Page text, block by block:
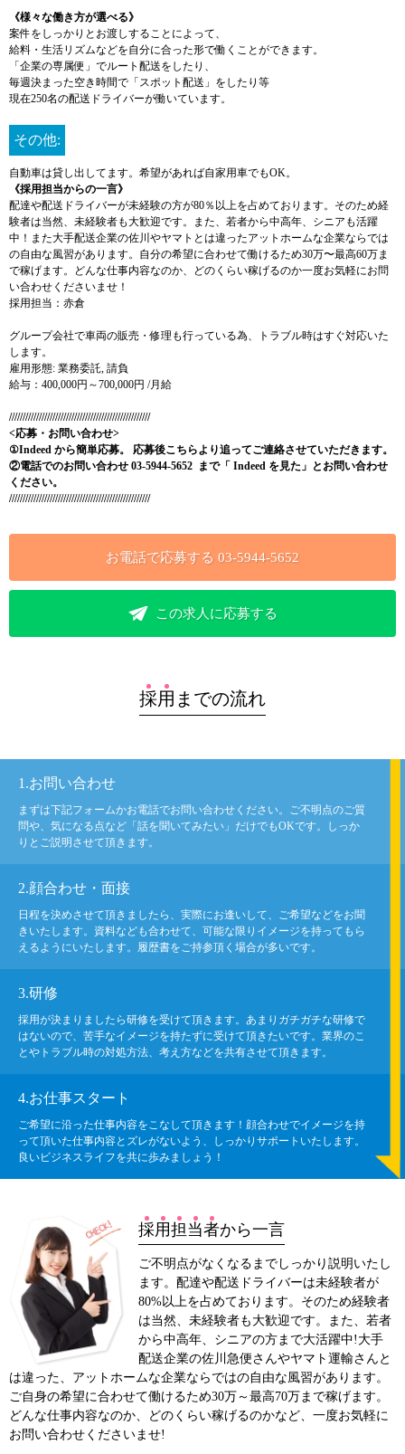
《様々な働き方が選べる》
案件をしっかりとお渡しすることによって、
給料・生活リズムなどを自分に合った形で働くことができます。
「企業の専属便」でルート配送をしたり、
毎週決まった空き時間で「スポット配送」をしたり等
現在250名の配送ドライバーが働いています。
その他:
自動車は貸し出してます。希望があれば自家用車でもOK。
《採用担当からの一言》
配達や配送ドライバーが未経験の方が80％以上を占めております。そのため経
験者は当然、未経験者も大歓迎です。また、若者から中高年、シニアも活躍
中！また大手配送企業の佐川やヤマトとは違ったアットホームな企業ならでは
の自由な風習があります。自分の希望に合わせて働けるため30万〜最高60万ま
で稼げます。どんな仕事内容なのか、どのくらい稼げるのか一度お気軽にお問
い合わせくださいませ！
採用担当：赤倉
グループ会社で車両の販売・修理も行っている為、トラブル時はすぐ対応いた
します。
雇用形態: 業務委託, 請負
給与：400,000円～700,000円 /月給
////////////////////////////////////////////////////
<応募・お問い合わせ>
①Indeed から簡単応募。 応募後こちらより追ってご連絡させていただきます。
②電話でのお問い合わせ 03-5944-5652 まで「 Indeed を見た」とお問い合わせ
ください。
////////////////////////////////////////////////////
お電話で応募する 03-5944-5652
この求人に応募する
採用 までの流れ
1.お問い合わせ
まずは下記フォームかお電話でお問い合わせください。ご不明点のご質
問や、気になる点など「話を聞いてみたい」だけでもOKです。しっか
りとご説明させて頂きます。
2.顔合わせ・面接
日程を決めさせて頂きましたら、実際にお逢いして、ご希望などをお聞
きいたします。資料なども合わせて、可能な限りイメージを持ってもら
えるようにいたします。履歴書をご持参頂く場合が多いです。
3.研修
採用が決まりましたら研修を受けて頂きます。あまりガチガチな研修で
はないので、苦手なイメージを持たずに受けて頂きたいです。業界のこ
とやトラブル時の対処方法、考え方などを共有させて頂きます。
4.お仕事スタート
ご希望に沿った仕事内容をこなして頂きます！顔合わせでイメージを持
って頂いた仕事内容とズレがないよう、しっかりサポートいたします。
良いビジネスライフを共に歩みましょう！
採用担当者から一言
ご不明点がなくなるまでしっかり説明いたし
ます。配達や配送ドライバーは未経験者が
80%以上を占めております。そのため経験者
は当然、未経験者も大歓迎です。また、若者
から中高年、シニアの方まで大活躍中!大手
配送企業の佐川急便さんやヤマト運輸さんと
は違った、アットホームな企業ならではの自由な風習があります。
ご自身の希望に合わせて働けるため30万～最高70万まで稼げます。
どんな仕事内容なのか、どのくらい稼げるのかなど、一度お気軽に
お問い合わせくださいませ!